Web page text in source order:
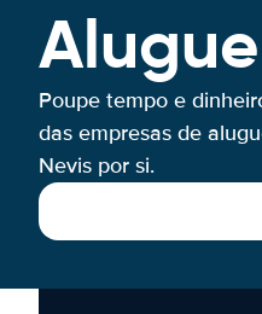
Poupe tempo e
das empresas de
Nevis por si.